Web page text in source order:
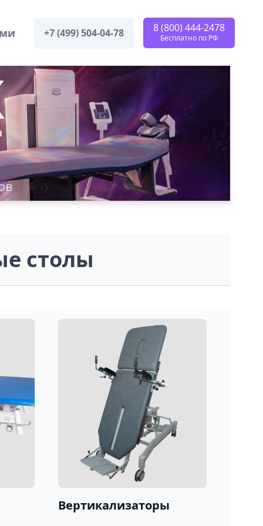
+7 (499) 504-04-78 8 (800) 444-2478
Бесплатно по РФ
столы
Вертикализаторы